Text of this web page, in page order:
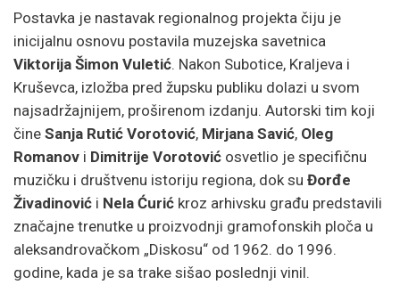
Postavka je nastavak regionalnog projekta čiju je
inicijalnu osnovu postavila muzejska savetnica
Viktorija Šimon Vuletić. Nakon Subotice, Kraljeva i
Kruševca, izložba pred župsku publiku dolazi u svom
najsadržajnijem, proširenom izdanju. Autorski tim koji
čine Sanja Rutić Vorotović, Mirjana Savić, Oleg
Romanov i Dimitrije Vorotović osvetlio je specifičnu
muzičku i društvenu istoriju regiona, dok su Đorđe
Živadinović i Nela Ćurić kroz arhivsku građu predstavili
značajne trenutke u proizvodnji gramofonskih ploča u
aleksandrovačkom „Diskosu“ od 1962. do 1996.
godine, kada je sa trake sišao poslednji vinil.